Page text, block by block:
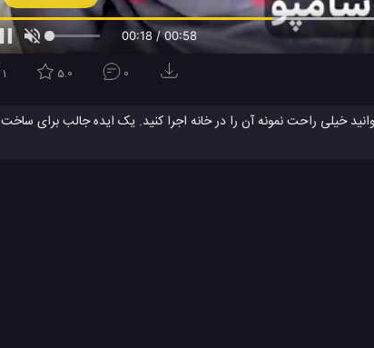
00:19 / 00:58
1 5.0 0
خیلی راحت نمونه آن را در خانه اجرا کنید. یک ایده جالب برای ساخت
آن جلوه اتاق خودشان را زیباتر کنند. یک ایده خلاقانه و عالی که به رشد
و می توانید با وسایلی ساده در خانه خود به ساخت آن مشغول شوید. این